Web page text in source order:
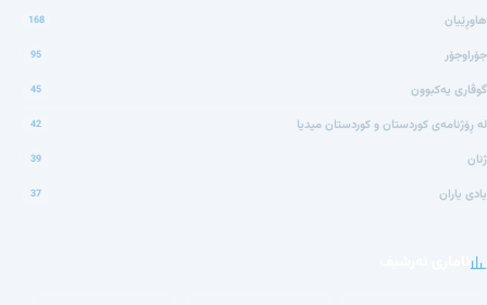
هاوڕێیان 168
جۆراوجۆر 95
گوڤاری یەکبوون 45
لە ڕۆژنامەی کوردستان و کوردستان میدیا 42
ژنان 39
یادی یاران 37